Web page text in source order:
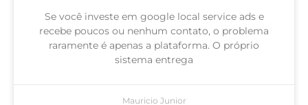
Se você investe em google local service ads e
recebe poucos ou nenhum contato, o problema
raramente é apenas a plataforma. O próprio
sistema entrega
Mauricio Junior